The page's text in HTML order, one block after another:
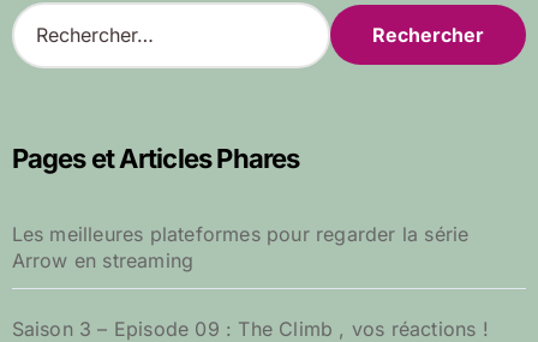
R
e
c
r
c
e
r
Pages et Articles Phares
Les meilleures plateformes pour regarder la série
Arrow en streaming
Saison 3 – Episode 09 : The Climb , vos réactions !